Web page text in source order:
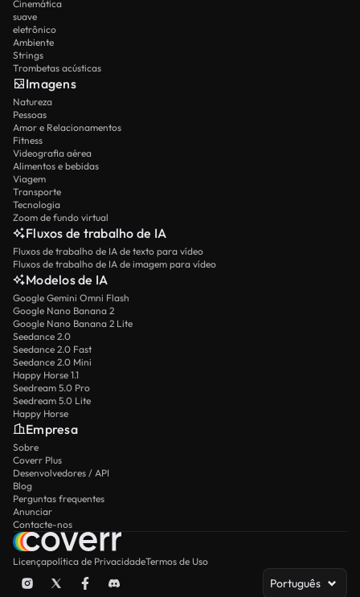
Cinemática
suave
eletrônico
Ambiente
Strings
Trombetas acústicas
Imagens
Natureza
Pessoas
Amor e Relacionamentos
Fitness
Videografia aérea
Alimentos e bebidas
Viagem
Transporte
Tecnologia
Zoom de fundo virtual
Fluxos de trabalho de IA
Fluxos de trabalho de IA de texto para vídeo
Fluxos de trabalho de IA de imagem para vídeo
Modelos de IA
Google Gemini Omni Flash
Google Nano Banana 2
Google Nano Banana 2 Lite
Seedance 2.0
Seedance 2.0 Fast
Seedance 2.0 Mini
Happy Horse 1.1
Seedream 5.0 Pro
Seedream 5.0 Lite
Happy Horse
Empresa
Sobre
Coverr Plus
Desenvolvedores / API
Blog
Perguntas frequentes
Anunciar
Contacte-nos
Licençapolítica de PrivacidadeTermos de Uso
Português